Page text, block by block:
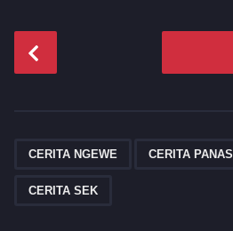
CERITA NGEWE CERITA PANAS
CERITA SEK